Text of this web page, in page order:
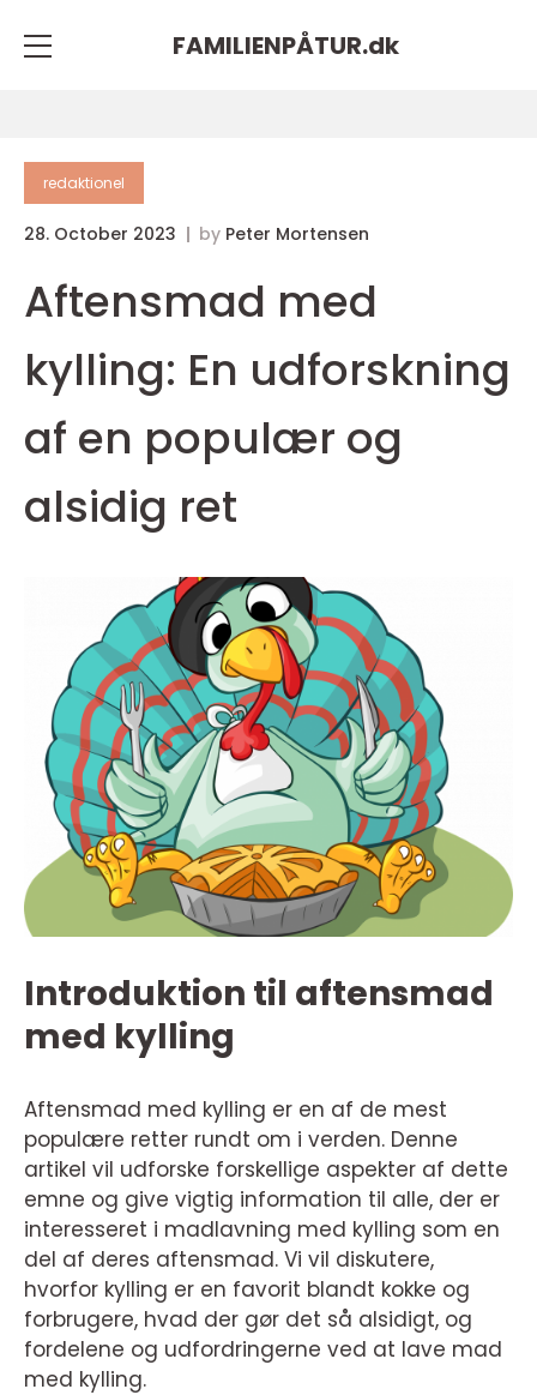
FAMILIENPÅTUR.dk
redaktionel
28. October 2023 by Peter Mortensen
Aftensmad med
kylling: En udforskning
af en populær og
alsidig ret
Introduktion til aftensmad
med kylling
Aftensmad med kylling er en af de mest
populære retter rundt om i verden. Denne
artikel vil udforske forskellige aspekter af dette
emne og give vigtig information til alle, der er
interesseret i madlavning med kylling som en
del af deres aftensmad. Vi vil diskutere,
hvorfor kylling er en favorit blandt kokke og
forbrugere, hvad der gør det så alsidigt, og
fordelene og udfordringerne ved at lave mad
med kylling.